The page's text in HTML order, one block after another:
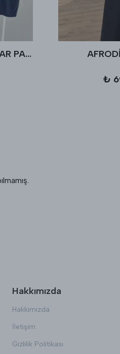
AÇELYA TENSEL ŞALVAR PANTALON
₺
Hakkımızda
Hakkımızda
İletişim
Gizlilik Politikası